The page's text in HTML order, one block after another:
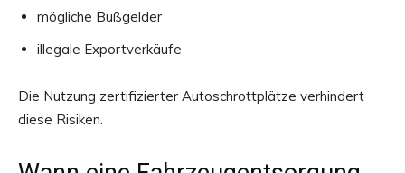
mögliche Bußgelder
illegale Exportverkäufe
Die Nutzung zertifizierter Autoschrottplätze verhindert
diese Risiken.